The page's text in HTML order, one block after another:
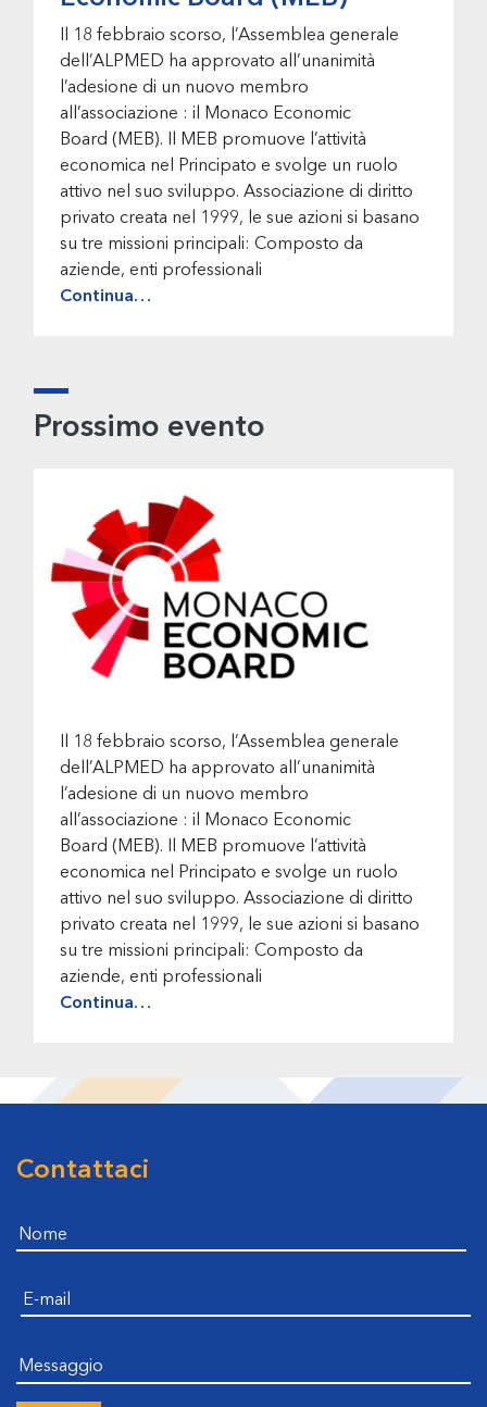
Il 18 febbraio scorso, l’Assemblea generale
dell’ALPMED ha approvato all’unanimità
l’adesione di un nuovo membro
all’associazione : il Monaco Economic
Board (MEB). Il MEB promuove l’attività
economica nel Principato e svolge un ruolo
attivo nel suo sviluppo. Associazione di diritto
privato creata nel 1999, le sue azioni si basano
su tre missioni principali: Composto da
aziende, enti professionali
Continua…
Prossimo evento
Il 18 febbraio scorso, l’Assemblea generale
dell’ALPMED ha approvato all’unanimità
l’adesione di un nuovo membro
all’associazione : il Monaco Economic
Board (MEB). Il MEB promuove l’attività
economica nel Principato e svolge un ruolo
attivo nel suo sviluppo. Associazione di diritto
privato creata nel 1999, le sue azioni si basano
su tre missioni principali: Composto da
aziende, enti professionali
Continua…
Footer
Contattaci